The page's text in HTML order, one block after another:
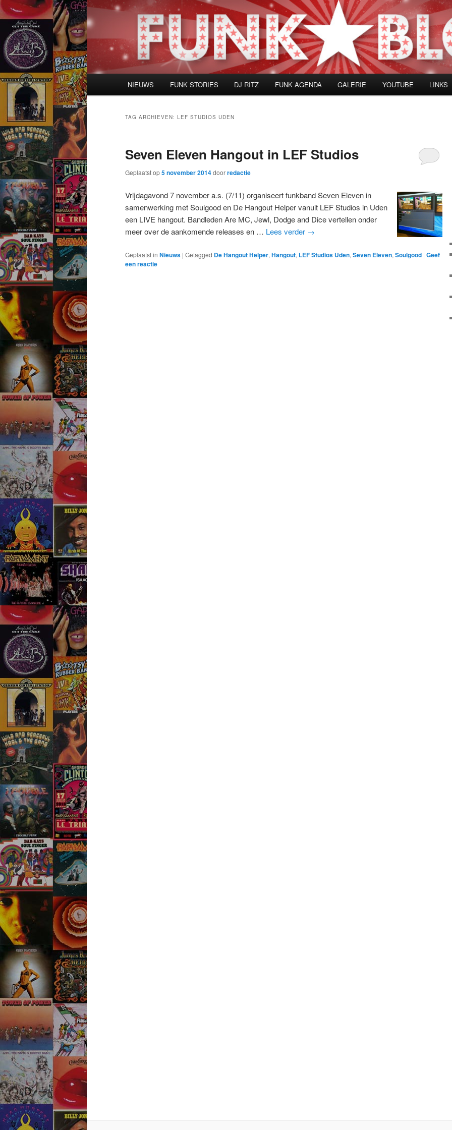
Spring
naar
de
primaire
inhoud
Spring
naar
de
secundaire
inhoud
NIEUWS FUNK STORIES DJ RITZ FUNK AGENDA GALERIE YOUTUBE LINKS
TAG ARCHIEVEN: LEF STUDIOS UDEN
Seven Eleven Hangout in LEF Studios
Geplaatst op5 november 2014doorredactie
Vrijdagavond 7 november a.s. (7/11) organiseert funkband Seven Eleven in
samenwerking met Soulgood en De Hangout Helper vanuit LEF Studios in Uden
een LIVE hangout. Bandleden Are MC, Jewl, Dodge and Dice vertellen onder
meer over de aankomende releases en … Lees verder →
Geplaatst in Nieuws | Getagged De Hangout Helper, Hangout, LEF Studios Uden, Seven Eleven, Soulgood | Geef
een reactie